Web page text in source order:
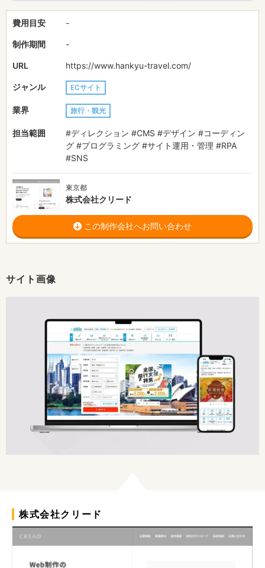
サイト画像
費用目安 -
制作期間 -
URL https://www.hankyu-travel.com/
ジャンル ECサイト
業界 旅行・観光
担当範囲
#ディレクション #CMS #デザイン #コーディン
グ #プログラミング #サイト運用・管理 #RPA
#SNS
東京都
株式会社クリード
この制作会社へお問い合わせ
株式会社クリード